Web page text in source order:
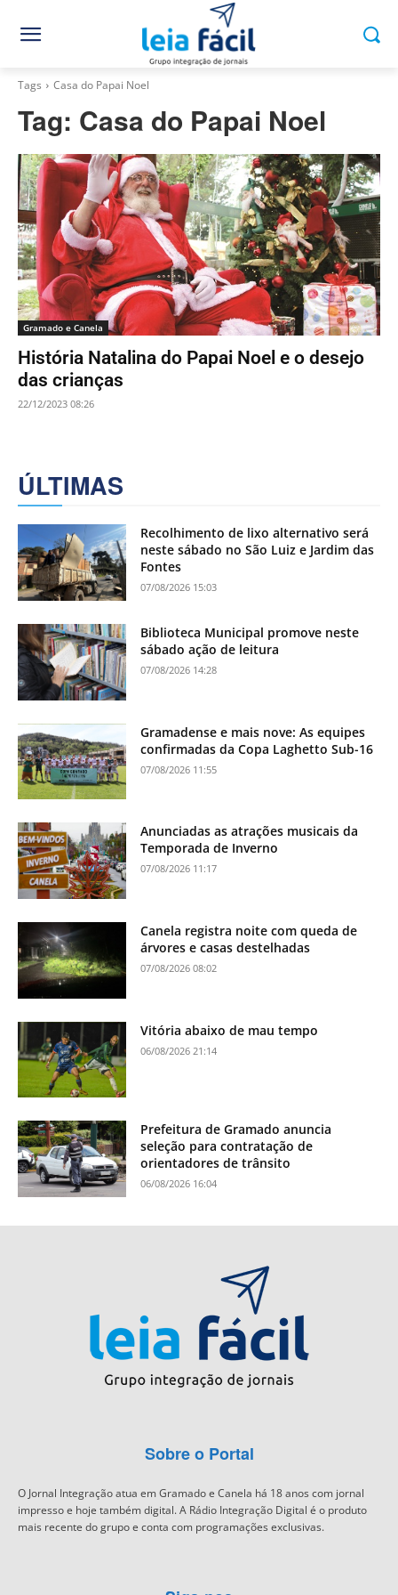
Tags Casa do Papai Noel
Tag: Casa do Papai Noel
Gramado e Canela
História Natalina do Papai Noel e o desejo
das crianças
22/12/2023 08:26
ÚLTIMAS
Recolhimento de lixo alternativo será
neste sábado no São Luiz e Jardim das
Fontes
07/08/2026 15:03
Biblioteca Municipal promove neste
sábado ação de leitura
07/08/2026 14:28
Gramadense e mais nove: As equipes
confirmadas da Copa Laghetto Sub-16
07/08/2026 11:55
Anunciadas as atrações musicais da
Temporada de Inverno
07/08/2026 11:17
Canela registra noite com queda de
árvores e casas destelhadas
07/08/2026 08:02
Vitória abaixo de mau tempo
06/08/2026 21:14
Prefeitura de Gramado anuncia
seleção para contratação de
orientadores de trânsito
06/08/2026 16:04
Sobre o Portal
O Jornal Integração atua em Gramado e Canela há 18 anos com jornal
impresso e hoje também digital. A Rádio Integração Digital é o produto
mais recente do grupo e conta com programações exclusivas.